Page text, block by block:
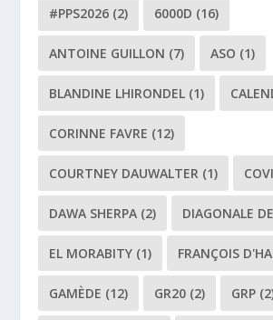
#PPS2026 (2) 6000D (16)
ANTOINE GUILLON (7) ASO (1)
BLANDINE LHIRONDEL (1)
CORINNE FAVRE (12)
COURTNEY DAUWALTER (1)
DAWA SHERPA (2) DIAGONALE
EL MORABITY (1) FRANÇOIS
GAMÈDE (12) GR20 (2) GRP